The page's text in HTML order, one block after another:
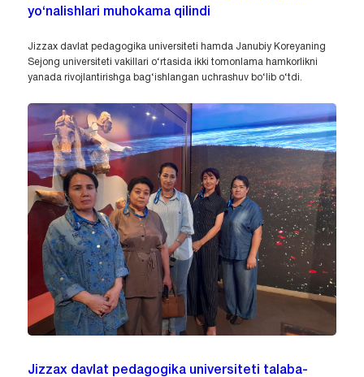
yo‘nalishlari muhokama qilindi
Jizzax davlat pedagogika universiteti hamda Janubiy Koreyaning
Sejong universiteti vakillari o‘rtasida ikki tomonlama hamkorlikni
yanada rivojlantirishga bag‘ishlangan uchrashuv bo‘lib o‘tdi.
Jizzax davlat pedagogika universiteti talaba-